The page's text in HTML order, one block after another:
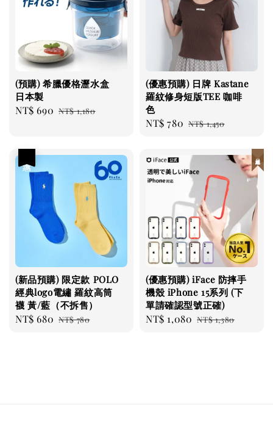
(預購) 希臘優格瀝水盒
日本製
Sale
NT$ 690 Regular
NT$ 1,180
(優惠預購) 日牌 Kastane
羅紋修身短版TEE 咖啡
色
Sale
NT$ 780 Regular
NT$ 1,450
(新品預購) 限定款 POLO
經典logo電繡 羅紋高筒
襪 黃/藍（不拆售）
Sale
NT$ 680 Regular
NT$ 780
(優惠預購) iFace 防摔手
機殼 iPhone 15系列 (下
單請確認型號正確)
Sale
NT$ 1,080 Regular
NT$ 1,380